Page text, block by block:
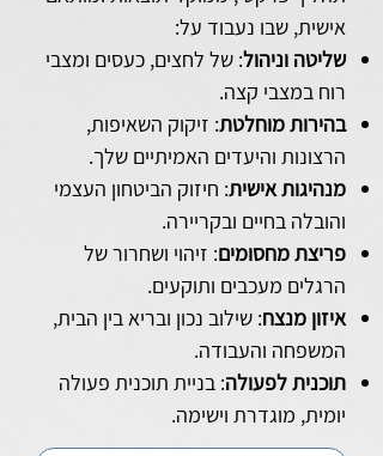
אישית, שבו נעבוד על:
שליטה וניהול: של לחצים, כעסים ומצבי
רוח במצבי קצה.
בהירות מוחלטת: זיקוק השאיפות,
הרצונות והיעדים האמיתיים שלך.
מנהיגות אישית: חיזוק הביטחון העצמי
והובלה בחיים ובקריירה.
פריצת מחסומים: זיהוי ושחרור של
הרגלים מעכבים ותוקעים.
איזון מנצח: שילוב נכון ובריא בין הבית,
המשפחה והעבודה.
תוכנית לפעולה: בניית תוכנית פעולה
יומית, מוגדרת וישימה.